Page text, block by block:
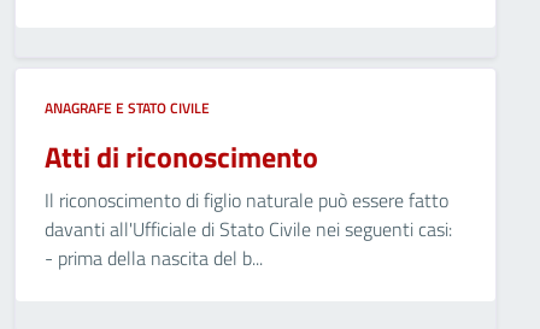
ANAGRAFE E STATO CIVILE
Atti di riconoscimento
Il riconoscimento di figlio naturale può essere fatto
davanti all'Ufficiale di Stato Civile nei seguenti casi:
- prima della nascita del b...